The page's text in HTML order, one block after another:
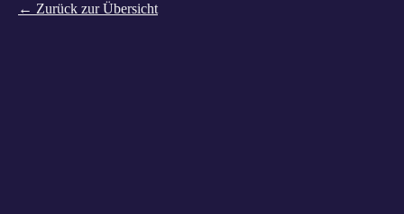
← Zurück zur Übersicht